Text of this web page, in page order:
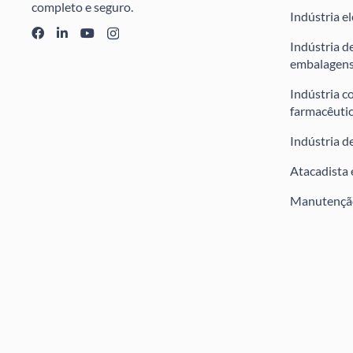
completo e seguro.
Indústria
Indústria
Indústria
Indústria
Atacadista